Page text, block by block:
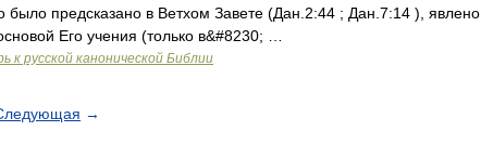
было предсказано в Ветхом Завете (Дан.2:44 ; Дан.7:14 ), явлено
Его учения (только в&#8230; …
к русской канонической Библии
→